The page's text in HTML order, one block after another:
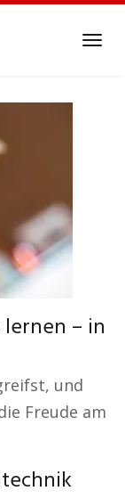
– in
und
Freude am